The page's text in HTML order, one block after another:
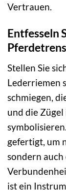
Vertrauen.
Entfesseln
Stellen Sie
Lederriemen
schmiegen,
und die
gefertigt, um
sondern
ist ein